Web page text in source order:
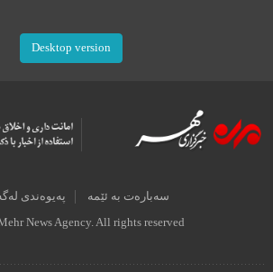
Desktop version
سەبارەت بە ئێمە پەیوەندی
News Agency. All rights reserved